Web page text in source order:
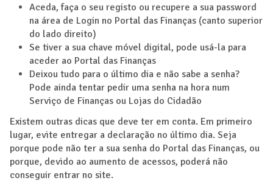
Aceda, faça o seu registo ou recupere a sua password
na área de Login no Portal das Finanças (canto superior
do lado direito)
Se tiver a sua chave móvel digital, pode usá-la para
aceder ao Portal das Finanças
Deixou tudo para o último dia e não sabe a senha?
Pode ainda tentar pedir uma senha na hora num
Serviço de Finanças ou Lojas do Cidadão
Existem outras dicas que deve ter em conta. Em primeiro
lugar, evite entregar a declaração no último dia. Seja
porque pode não ter a sua senha do Portal das Finanças, ou
porque, devido ao aumento de acessos, poderá não
conseguir entrar no site.